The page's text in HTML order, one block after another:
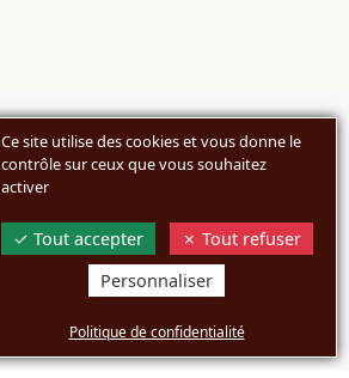
MARQUES
Ce site utilise des cookies et vous donne le
contrôle sur ceux que vous souhaitez
activer
Tout accepter
Tout refuser
Personnaliser
Politique de confidentialité